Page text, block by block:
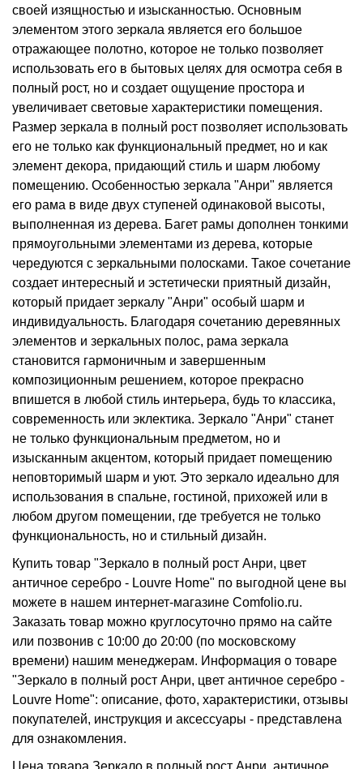
своей изящностью и изысканностью. Основным
элементом этого зеркала является его большое
отражающее полотно, которое не только позволяет
использовать его в бытовых целях для осмотра себя в
полный рост, но и создает ощущение простора и
увеличивает световые характеристики помещения.
Размер зеркала в полный рост позволяет использовать
его не только как функциональный предмет, но и как
элемент декора, придающий стиль и шарм любому
помещению. Особенностью зеркала "Анри" является
его рама в виде двух ступеней одинаковой высоты,
выполненная из дерева. Багет рамы дополнен тонкими
прямоугольными элементами из дерева, которые
чередуются с зеркальными полосками. Такое сочетание
создает интересный и эстетически приятный дизайн,
который придает зеркалу "Анри" особый шарм и
индивидуальность. Благодаря сочетанию деревянных
элементов и зеркальных полос, рама зеркала
становится гармоничным и завершенным
композиционным решением, которое прекрасно
впишется в любой стиль интерьера, будь то классика,
современность или эклектика. Зеркало "Анри" станет
не только функциональным предметом, но и
изысканным акцентом, который придает помещению
неповторимый шарм и уют. Это зеркало идеально для
использования в спальне, гостиной, прихожей или в
любом другом помещении, где требуется не только
функциональность, но и стильный дизайн.
Купить товар "Зеркало в полный рост Анри, цвет
античное серебро - Louvre Home" по выгодной цене вы
можете в нашем интернет-магазине Comfolio.ru.
Заказать товар можно круглосуточно прямо на сайте
или позвонив с 10:00 до 20:00 (по московскому
времени) нашим менеджерам. Информация о товаре
"Зеркало в полный рост Анри, цвет античное серебро -
Louvre Home": описание, фото, характеристики, отзывы
покупателей, инструкция и аксессуары - представлена
для ознакомления.
Цена товара Зеркало в полный рост Анри, античное